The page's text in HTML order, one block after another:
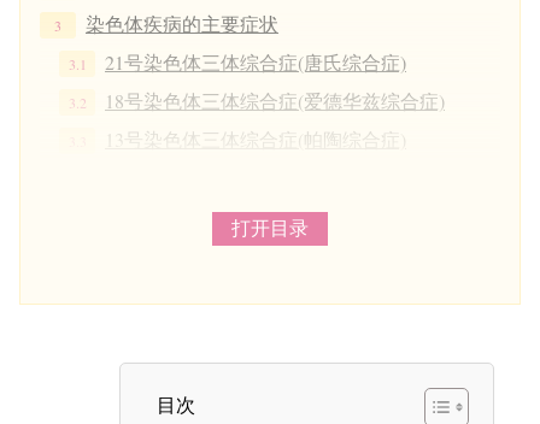
染色体疾病的主要症状
21号染色体三体综合症(唐氏综合症)
18号染色体三体综合症(爱德华兹综合症)
13号染色体三体综合症(帕陶综合症)
为什么建议孕妇服用叶酸？
其他预防先天性异常的方法
疫苗接种
打开目录
目次